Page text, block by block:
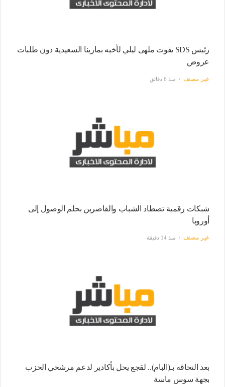
رئيس SDS يفوت ملهى ليلي لأخيه بمارينا السعيدية دون طلبات
عروض
غير مصنف منذ 6 دقائق
شبكات رقمية تصطاد الشباب والقاصرين بحلم الوصول إلى
أوروبا
غير مصنف منذ 14 دقيقة
بعد التحاقه بـ(البام).. لقجع يحل بأكادير لدعم مرشحي الحزب
بجهة سوس ماسة